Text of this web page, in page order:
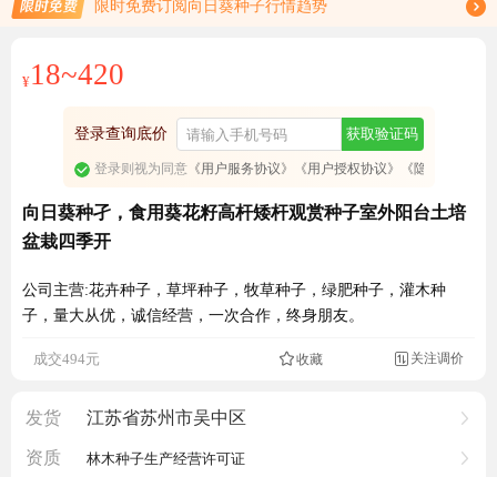
限时免费订阅向日葵种子行情趋势
¥18~420
登录查询底价 获取验证码
登录则视为同意《用户服务协议》 《用户授权协议》 《隐私政策》
向日葵种孑，食用葵花籽高杆矮杆观赏种子室外阳台土培
盆栽四季开
公司主营:花卉种子，草坪种子，牧草种子，绿肥种子，灌木种
子，量大从优，诚信经营，一次合作，终身朋友。
成交494元
收藏 关注调价
发货 江苏省苏州市吴中区
资质 林木种子生产经营许可证